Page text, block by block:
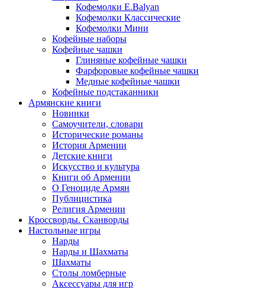
Кофемолки E.Balyan
Кофемолки Классические
Кофемолки Мини
Кофейные наборы
Кофейные чашки
Глиняные кофейные чашки
Фарфоровые кофейные чашки
Медные кофейные чашки
Кофейные подстаканники
Армянские книги
Новинки
Самоучители, словари
Исторические романы
История Армении
Детские книги
Иcкусство и культура
Книги об Армении
О Геноциде Армян
Публицистика
Религия Армении
Кроссворды. Сканворды
Настольные игры
Нарды
Нарды и Шахматы
Шахматы
Столы ломберные
Аксессуары для игр